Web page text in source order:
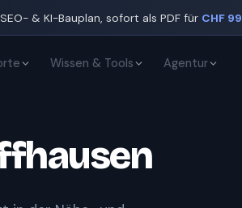
& KI-Bauplan, sofort als PDF für CHF 99
Wissen & Tools Agentur